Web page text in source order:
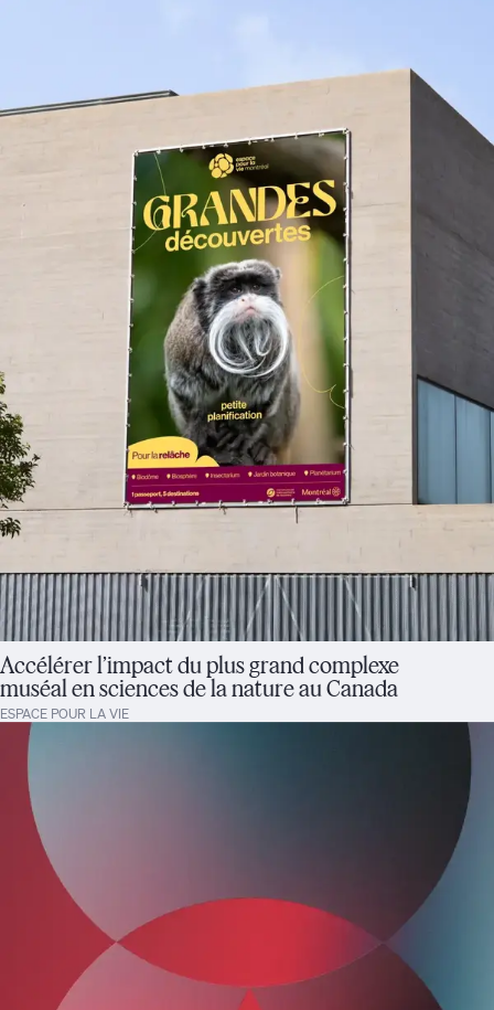
Accélérer l’impact du plus grand complexe
muséal en sciences de la nature au Canada
ESPACE POUR LA VIE